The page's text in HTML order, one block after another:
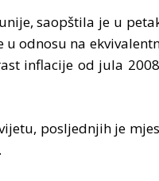
saopštila je u
odnosu na
inflacije od jula
posljednjih je